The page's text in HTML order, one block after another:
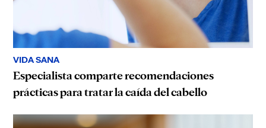
VIDA SANA
Especialista comparte recomendaciones
prácticas para tratar la caída del cabello